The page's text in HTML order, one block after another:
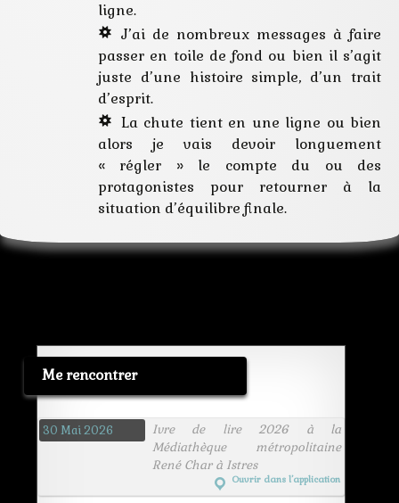
ligne.
J’ai de nombreux messages à faire
passer en toile de fond ou bien il s’agit
juste d’une histoire simple, d’un trait
d’esprit.
La chute tient en une ligne ou bien
alors je vais devoir longuement
« régler » le compte du ou des
protagonistes pour retourner à la
situation d’équilibre finale.
Me rencontrer
30 Mai 2026
Ivre de lire 2026 à la
Médiathèque métropolitaine
René Char à Istres
Ouvrir dans l’application